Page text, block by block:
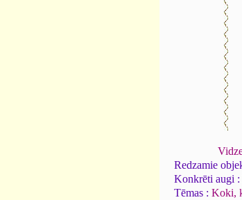
Redzamie
Konkrēti augi :
Tēmas : Koki,